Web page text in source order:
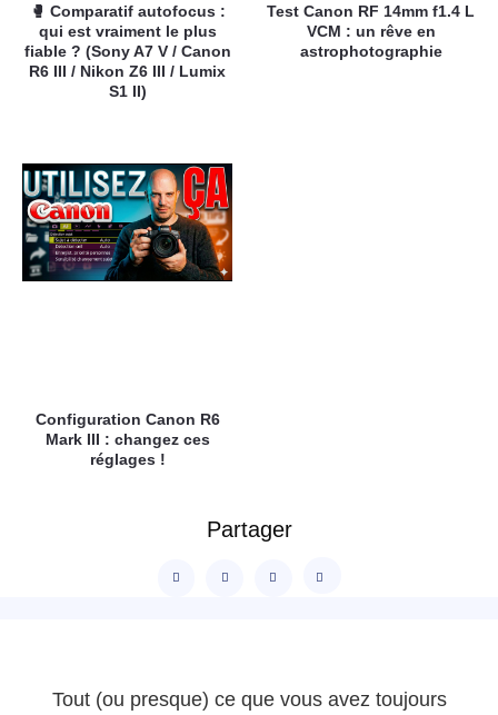
🥊 Comparatif autofocus :
qui est vraiment le plus
fiable ? (Sony A7 V / Canon
R6 III / Nikon Z6 III / Lumix
S1 II)
Test Canon RF 14mm f1.4 L
VCM : un rêve en
astrophotographie
Configuration Canon R6
Mark III : changez ces
réglages !
Partager
Tout (ou presque) ce que vous avez toujours